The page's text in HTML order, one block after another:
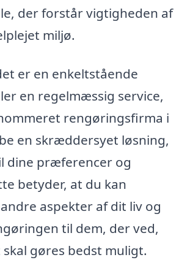
der forstår vigtigheden af
miljø.
er en enkeltstående
en regelmæssig service,
rengøringsfirma i
en skræddersyet løsning,
dine præferencer og
betyder, at du kan
aspekter af dit liv og
til dem, der ved,
gøres bedst muligt.